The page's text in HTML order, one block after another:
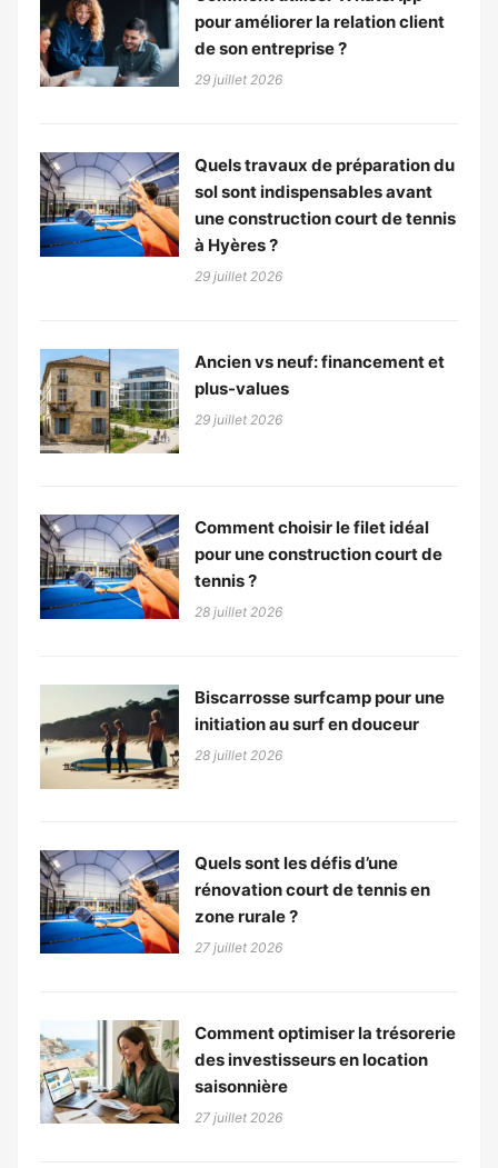
pour améliorer la relation client
de son entreprise ?
29 juillet 2026
Quels travaux de préparation du
sol sont indispensables avant
une construction court de tennis
à Hyères ?
29 juillet 2026
Ancien vs neuf: financement et
plus-values
29 juillet 2026
Comment choisir le filet idéal
pour une construction court de
tennis ?
28 juillet 2026
Biscarrosse surfcamp pour une
initiation au surf en douceur
28 juillet 2026
Quels sont les défis d’une
rénovation court de tennis en
zone rurale ?
27 juillet 2026
Comment optimiser la trésorerie
des investisseurs en location
saisonnière
27 juillet 2026